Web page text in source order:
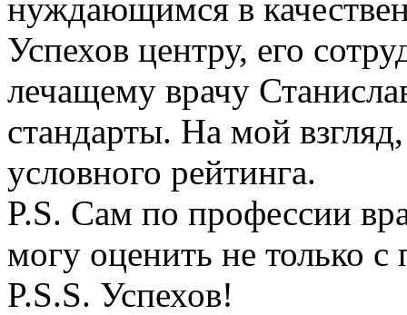
нуждающимся в
Успехов центру, его
лечащему врачу
стандарты. На мой
условного рейтинга.
P.S. Сам по профессии
могу оценить не только с
P.S.S. Успехов!